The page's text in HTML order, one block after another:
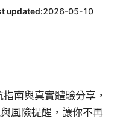
updated:2026-05-10
南與真實體驗分享，
風險提醒，讓你不再